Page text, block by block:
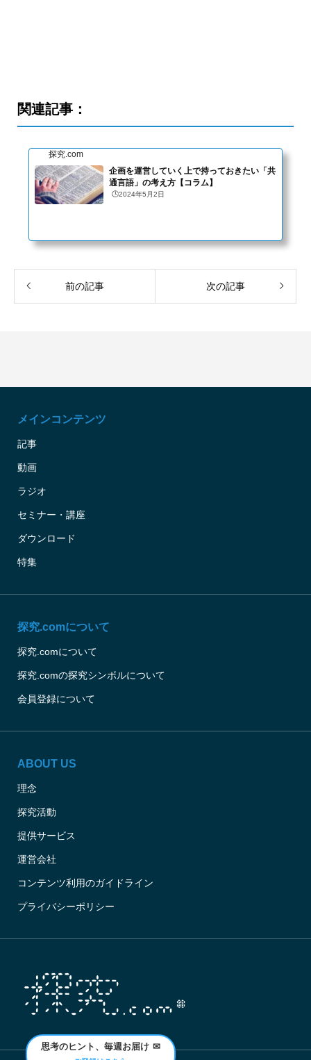
関連記事：
探究.com
企画を運営していく上で持っておきたい「共
通言語」の考え方【コラム】
🕒️2024年5月2日
前の記事 次の記事
思考のヒント、毎週お届け ✉
メインコンテンツ
記事
動画
ラジオ
セミナー・講座
ダウンロード
特集
探究.comについて
探究.comについて
探究.comの探究シンボルについて
会員登録について
ABOUT US
理念
探究活動
提供サービス
運営会社
コンテンツ利用のガイドライン
プライバシーポリシー